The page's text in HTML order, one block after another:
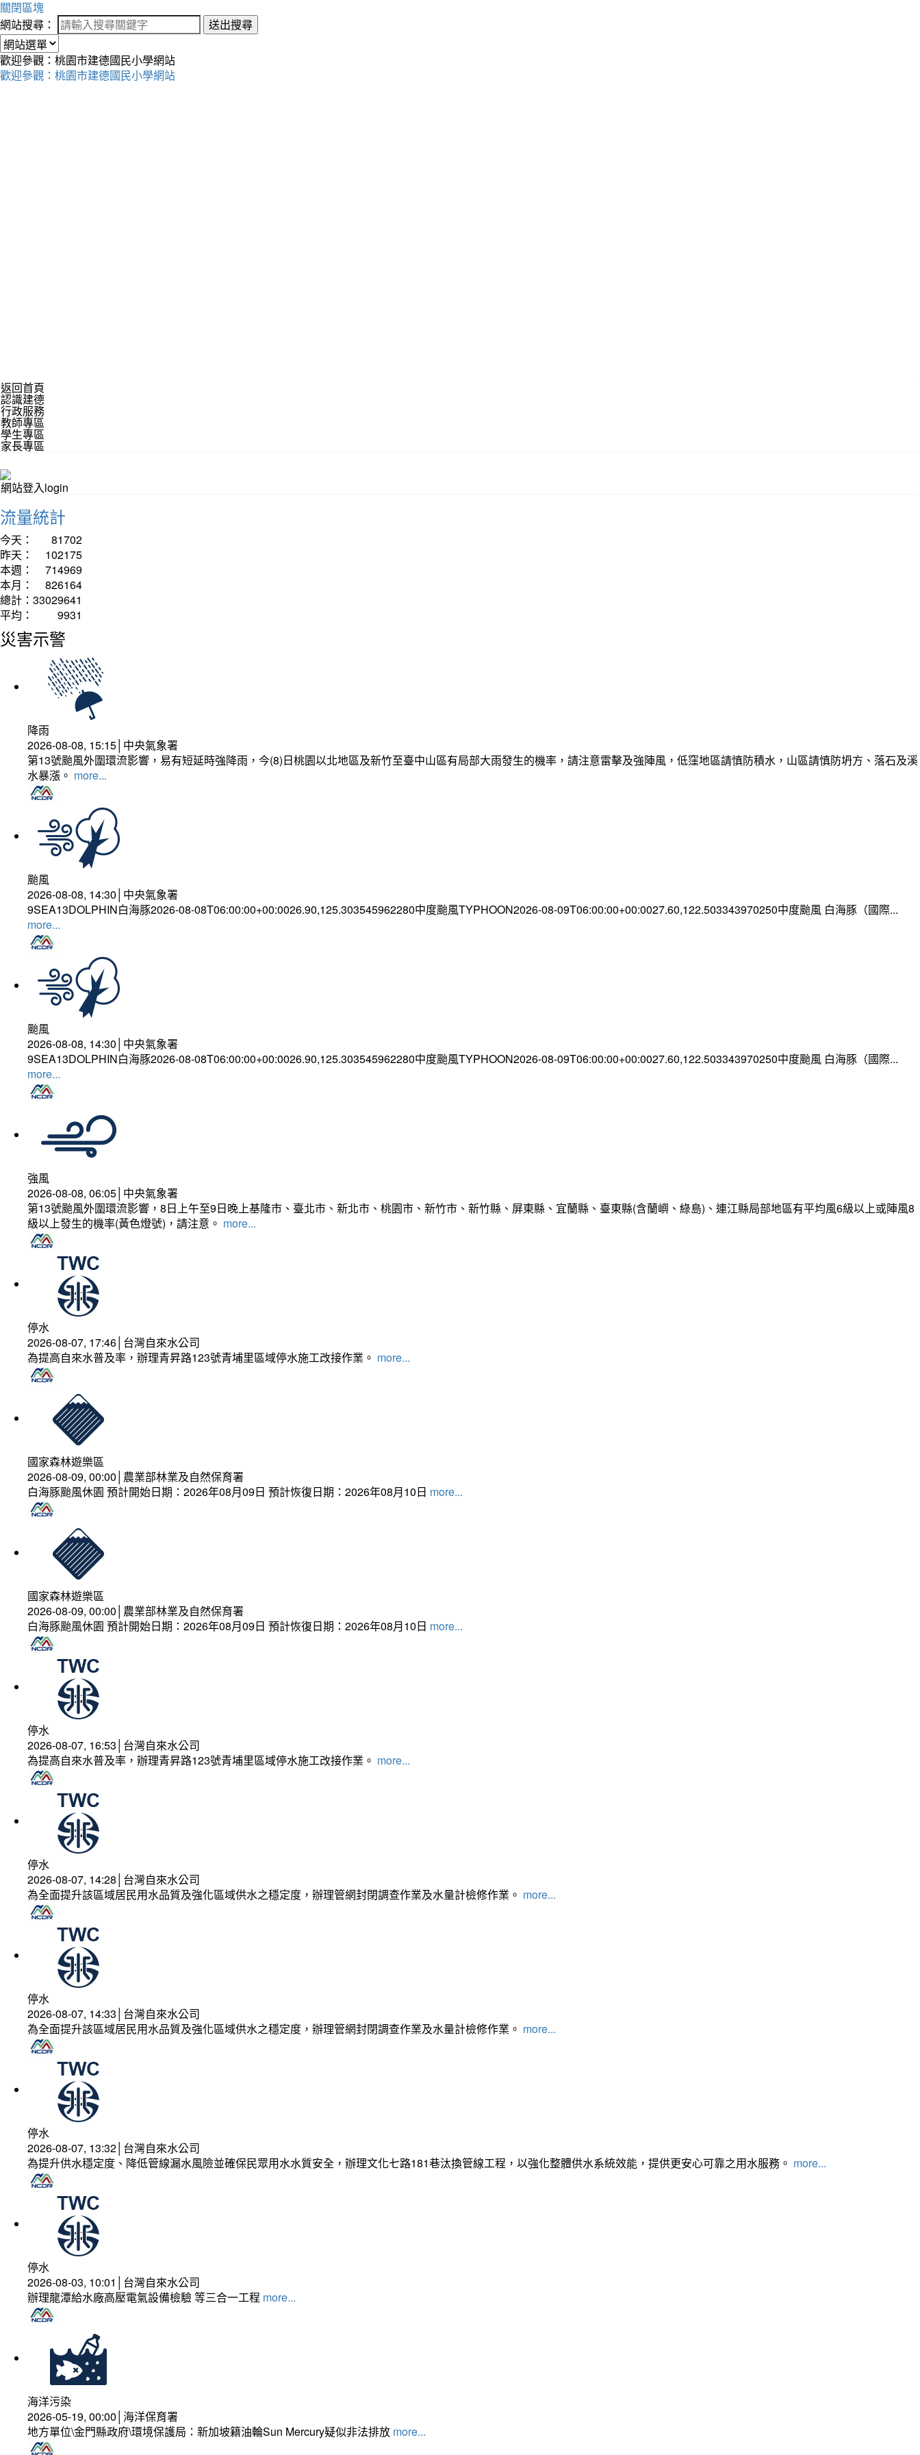
關閉區塊
網站搜尋：
送出搜尋
歡迎參觀：桃園市建德國民小學網站
歡迎參觀：桃園市建德國民小學網站
返回首頁
認識建德
行政服務
教師專區
學生專區
家長專區
網站登入login
流量統計
今天：
81702
昨天：
102175
本週：
714969
本月：
826164
總計： 33029641
平均：
9931
災害示警
降雨
2026-08-08, 15:15│中央氣象署
第13號颱風外圍環流影響，易有短延時強降雨，今(8)日桃園以北地區及新竹至臺中山區有局部大雨發生的機率，請注意雷擊及強陣風，低窪地區請慎防積水，山區請慎防坍方、落石及溪
水暴漲。 more...
颱風
2026-08-08, 14:30│中央氣象署
9SEA13DOLPHIN白海豚2026-08-08T06:00:00+00:0026.90,125.303545962280中度颱風TYPHOON2026-08-09T06:00:00+00:0027.60,122.503343970250中度颱風 白海豚（國際...
more...
颱風
2026-08-08, 14:30│中央氣象署
9SEA13DOLPHIN白海豚2026-08-08T06:00:00+00:0026.90,125.303545962280中度颱風TYPHOON2026-08-09T06:00:00+00:0027.60,122.503343970250中度颱風 白海豚（國際...
more...
強風
2026-08-08, 06:05│中央氣象署
第13號颱風外圍環流影響，8日上午至9日晚上基隆市、臺北市、新北市、桃園市、新竹市、新竹縣、屏東縣、宜蘭縣、臺東縣(含蘭嶼、綠島)、連江縣局部地區有平均風6級以上或陣風8
級以上發生的機率(黃色燈號)，請注意。 more...
停水
2026-08-07, 17:46│台灣自來水公司
為提高自來水普及率，辦理青昇路123號青埔里區域停水施工改接作業。 more...
國家森林遊樂區
2026-08-09, 00:00│農業部林業及自然保育署
白海豚颱風休園 預計開始日期：2026年08月09日 預計恢復日期：2026年08月10日 more...
國家森林遊樂區
2026-08-09, 00:00│農業部林業及自然保育署
白海豚颱風休園 預計開始日期：2026年08月09日 預計恢復日期：2026年08月10日 more...
停水
2026-08-07, 16:53│台灣自來水公司
為提高自來水普及率，辦理青昇路123號青埔里區域停水施工改接作業。 more...
停水
2026-08-07, 14:28│台灣自來水公司
為全面提升該區域居民用水品質及強化區域供水之穩定度，辦理管網封閉調查作業及水量計檢修作業。 more...
停水
2026-08-07, 14:33│台灣自來水公司
為全面提升該區域居民用水品質及強化區域供水之穩定度，辦理管網封閉調查作業及水量計檢修作業。 more...
停水
2026-08-07, 13:32│台灣自來水公司
為提升供水穩定度、降低管線漏水風險並確保民眾用水水質安全，辦理文化七路181巷汰換管線工程，以強化整體供水系統效能，提供更安心可靠之用水服務。 more...
停水
2026-08-03, 10:01│台灣自來水公司
辦理龍潭給水廠高壓電氣設備檢驗 等三合一工程 more...
海洋污染
2026-05-19, 00:00│海洋保育署
地方單位\金門縣政府\環境保護局：新加坡籍油輪Sun Mercury疑似非法排放 more...